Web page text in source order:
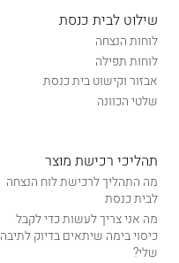
שילוט לבית כנסת
לוחות הנצחה
לוחות תפילה
אבזור וקישוט בית כנסת
שלטי הכוונה
תהליכי רכישת מוצר
מה התהליך לרכישת לוח הנצחה
לבית כנסת
מה אני צריך לעשות כדי לקבל
כיסוי בימה שיתאים בדיוק לתיבה
שלי?